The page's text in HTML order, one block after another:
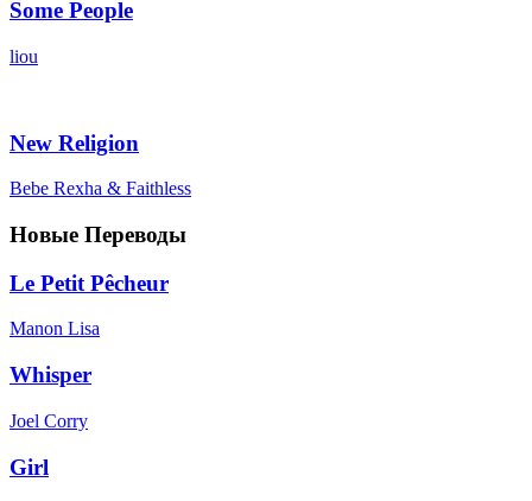
Some People
liou
New Religion
Bebe Rexha & Faithless
Новые Переводы
Le Petit Pêcheur
Manon Lisa
Whisper
Joel Corry
Girl